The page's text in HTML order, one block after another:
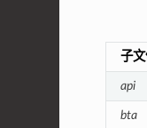
子
api
bta